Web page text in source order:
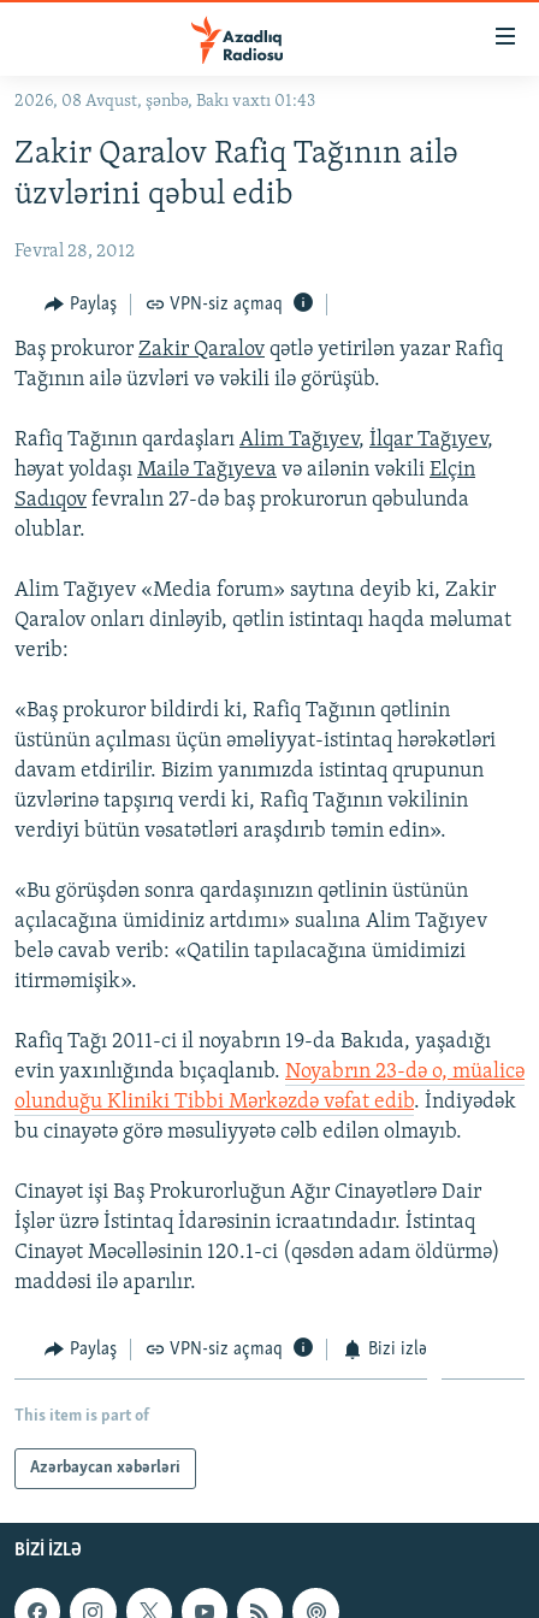
Əsas
qayıt
Əsas
qayıt
KORRUPSIOMETR
#ƏSLINDƏ
FƏRQƏ BAX
QANUNI DOĞRU
ARAŞDIRMA
MULTIMEDIA
VIDEO
FOTOQALEREYA
KARIKATURA
RADIO ARXIV
OXU ZALI
İSLAM VƏ DEMOKRATIYA
İZ - MƏDƏNIYYƏT PROQRAMI
HAQQIMIZDA
PEŞƏ ETIKASI VƏ JURNALISTIKA STANDARTLARIMIZ
MATERIALLARIMIZDAN ISTIFADƏ
BIZIMLƏ ƏLAQƏ
XƏBƏR BÜLLETENLƏRIMIZ
BIZI IZLƏ
RFE/RL-in bütün saytları
2026, 08 Avqust, şənbə, Bakı vaxtı 01:43
Zakir Qaralov Rafiq Tağının ailə
üzvlərini qəbul edib
Fevral 28, 2012
Paylaş VPN-siz açmaq
Baş prokuror Zakir Qaralov qətlə yetirilən yazar Rafiq
Tağının ailə üzvləri və vəkili ilə görüşüb.
Rafiq Tağının qardaşları Alim Tağıyev, İlqar Tağıyev,
həyat yoldaşı Mailə Tağıyeva və ailənin vəkili Elçin
Sadıqov fevralın 27-də baş prokurorun qəbulunda
olublar.
Alim Tağıyev «Media forum» saytına deyib ki, Zakir
Qaralov onları dinləyib, qətlin istintaqı haqda məlumat
verib:
«Baş prokuror bildirdi ki, Rafiq Tağının qətlinin
üstünün açılması üçün əməliyyat-istintaq hərəkətləri
davam etdirilir. Bizim yanımızda istintaq qrupunun
üzvlərinə tapşırıq verdi ki, Rafiq Tağının vəkilinin
verdiyi bütün vəsatətləri araşdırıb təmin edin».
«Bu görüşdən sonra qardaşınızın qətlinin üstünün
açılacağına ümidiniz artdımı» sualına Alim Tağıyev
belə cavab verib: «Qatilin tapılacağına ümidimizi
itirməmişik».
Rafiq Tağı 2011-ci il noyabrın 19-da Bakıda, yaşadığı
evin yaxınlığında bıçaqlanıb. Noyabrın 23-də o, müalicə
olunduğu Kliniki Tibbi Mərkəzdə vəfat edib. İndiyədək
bu cinayətə görə məsuliyyətə cəlb edilən olmayıb.
Cinayət işi Baş Prokurorluğun Ağır Cinayətlərə Dair
İşlər üzrə İstintaq İdarəsinin icraatındadır. İstintaq
Cinayət Məcəlləsinin 120.1-ci (qəsdən adam öldürmə)
maddəsi ilə aparılır.
Paylaş VPN-siz açmaq Bizi izlə
This item is part of
Azərbaycan xəbərləri
BIZI IZLƏ